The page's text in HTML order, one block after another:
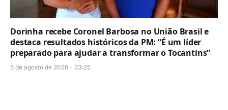
Dorinha recebe Coronel Barbosa no União Brasil e
destaca resultados históricos da PM: “É um líder
preparado para ajudar a transformar o Tocantins”
5 de agosto de 2026 - 23:25